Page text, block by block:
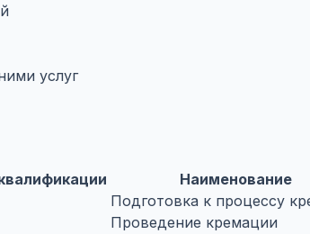
услуг
Наименование
Подготовка к процессу
Проведение кремации